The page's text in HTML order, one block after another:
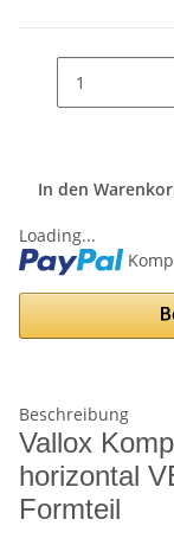
In den
Loading...
Beschreibung
Vallox
horizontal
Formteil